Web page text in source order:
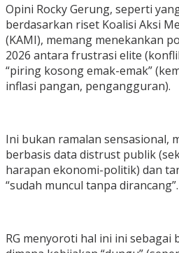
‎Opini Rocky Gerung, seperti
berdasarkan riset Koalisi Aksi
(KAMI), memang menekankan
2026 antara frustrasi elite
“piring kosong emak-emak”
inflasi pangan, pengangguran).
‎Ini bukan ramalan sensasional,
berbasis data distrust publik
harapan ekonomi-politik) dan
“sudah muncul tanpa dirancang”.
‎RG menyoroti hal ini ini